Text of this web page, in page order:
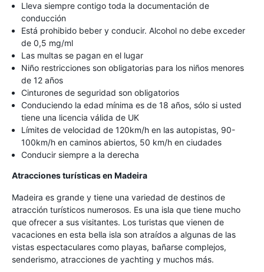
Lleva siempre contigo toda la documentación de
conducción
Está prohibido beber y conducir. Alcohol no debe exceder
de 0,5 mg/ml
Las multas se pagan en el lugar
Niño restricciones son obligatorias para los niños menores
de 12 años
Cinturones de seguridad son obligatorios
Conduciendo la edad mínima es de 18 años, sólo si usted
tiene una licencia válida de UK
Límites de velocidad de 120km/h en las autopistas, 90-
100km/h en caminos abiertos, 50 km/h en ciudades
Conducir siempre a la derecha
Atracciones turísticas en Madeira
Madeira es grande y tiene una variedad de destinos de
atracción turísticos numerosos. Es una isla que tiene mucho
que ofrecer a sus visitantes. Los turistas que vienen de
vacaciones en esta bella isla son atraídos a algunas de las
vistas espectaculares como playas, bañarse complejos,
senderismo, atracciones de yachting y muchos más.